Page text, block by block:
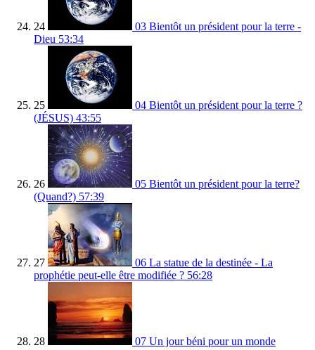
24
03 Bientôt un président pour la terre -
Dieu 53:34
25
04 Bientôt un président pour la terre ?
(JÉSUS) 43:55
26
05 Bientôt un président pour la terre?
(Quand?) 57:39
27
06 La statue de la destinée - La
prophétie peut-elle être modifiée ? 56:28
28
07 Un jour béni pour un monde